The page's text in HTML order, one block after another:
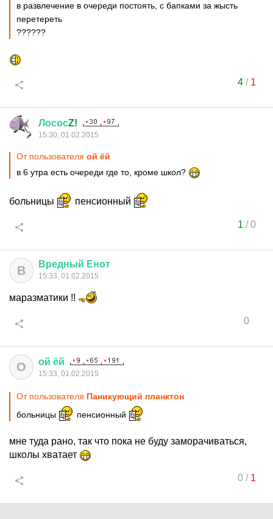
в развлечение в очереди постоять, с бапками за жысть
перетереть
??????
4/ 1
ЛососZ!
15:30, 01.02.2015
От пользователя ой ёй
в 6 утра есть очереди где то, кроме школ?
больницы пенсионный
1 /0
В Вредный Енот
15:33, 01.02.2015
маразматики !!
0
О ой ёй
15:33, 01.02.2015
От пользователя Паникующий планктон
больницы
пенсионный
мне туда рано, так что пока не буду заморачиваться,
школы хватает
0/ 1